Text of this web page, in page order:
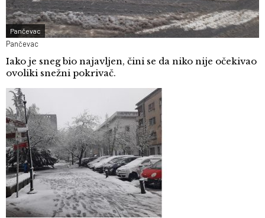
Pančevac
Pančevac
Iako je sneg bio najavljen, čini se da niko nije očekivao
ovoliki snežni pokrivač.